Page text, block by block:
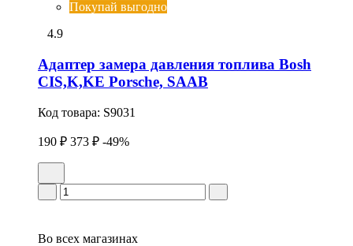
Покупай выгодно
4.9
Адаптер замера давления топлива Bosh
CIS,K,KE Porsche, SAAB
Код товара: S9031
190 ₽ 373 ₽ -49%
Во всех магазинах